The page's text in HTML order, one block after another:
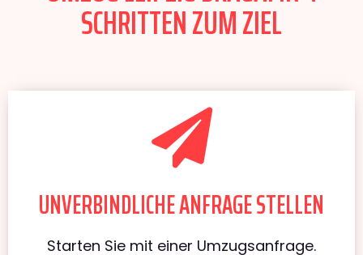
SCHRITTEN ZUM ZIEL
UNVERBINDLICHE ANFRAGE STELLEN
Starten Sie mit einer Umzugsanfrage.